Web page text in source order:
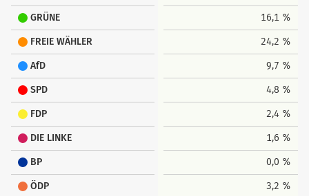
GRÜNE 16,1 %
FREIE WÄHLER 24,2 %
AfD 9,7 %
SPD 4,8 %
FDP 2,4 %
DIE LINKE 1,6 %
BP 0,0 %
ÖDP 3,2 %